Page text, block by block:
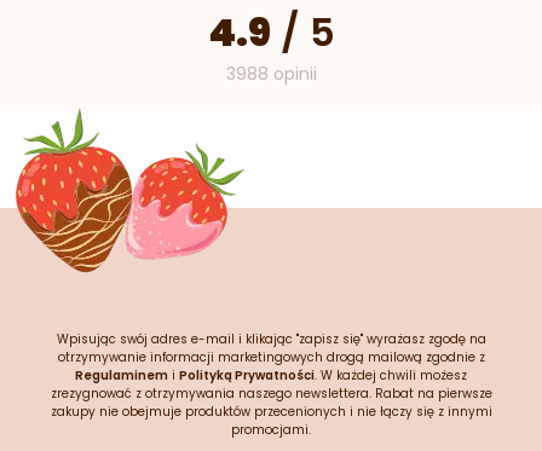
4.9 / 5
3988 opinii
Wpisując swój adres e-mail i klikając "zapisz się" wyrażasz zgodę na
otrzymywanie informacji marketingowych drogą mailową zgodnie z
Regulaminem i Polityką Prywatności. W każdej chwili możesz
zrezygnować z otrzymywania naszego newslettera. Rabat na pierwsze
zakupy nie obejmuje produktów przecenionych i nie łączy się z innymi
promocjami.